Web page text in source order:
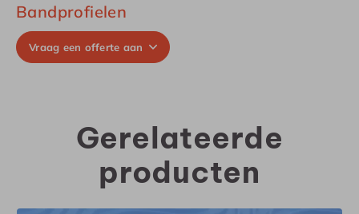
Bandprofielen
Vraag een offerte aan
Gerelateerde
producten